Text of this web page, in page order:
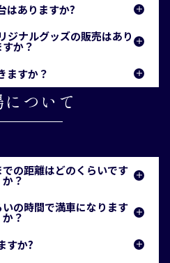
ご使用ください。
料観覧席と会場周辺に
です。
はありますか?
飲酒制限はありません。
ご協力ください。
ジナルグッズの販売はあり
すか？
旬に柏崎市内各世帯に配布
当日に花火プログラムの
ますのでぜひご利用くださ
ますか？
、聴導犬・介助犬などの
ついて
の距離はどのくらいです
か？
、会場から徒歩で10分～25
の時間で満車になります
か？
から2〜3時間程度で満車に
すか?